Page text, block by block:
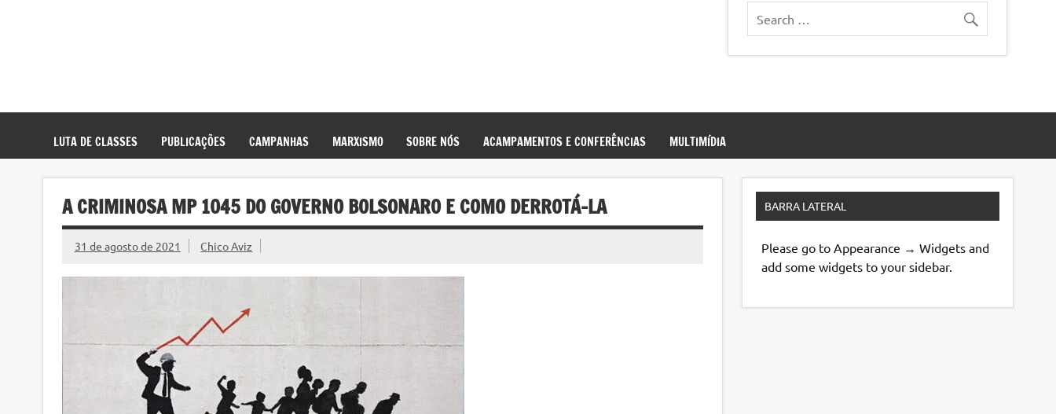
LUTA DE CLASSES PUBLICAÇÕES CAMPANHAS MARXISMO SOBRE NÓS ACAMPAMENTOS E CONFERÊNCIAS MULTIMÍDIA
A CRIMINOSA MP 1045 DO GOVERNO BOLSONARO E COMO DERROTÁ-LA
31 de agosto de 2021 Chico Aviz
BARRA LATERAL
Please go to Appearance → Widgets and
add some widgets to your sidebar.